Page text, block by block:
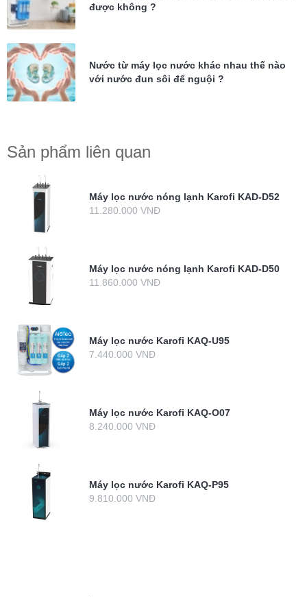
được không ?
Nước từ máy lọc nước khác nhau thế nào
với nước đun sôi để nguội ?
Sản phẩm liên quan
Máy lọc nước nóng lạnh Karofi KAD-D52
11.280.000 VNĐ
Máy lọc nước nóng lạnh Karofi KAD-D50
11.860.000 VNĐ
Máy lọc nước Karofi KAQ-U95
7.440.000 VNĐ
Máy lọc nước Karofi KAQ-O07
8.240.000 VNĐ
Máy lọc nước Karofi KAQ-P95
9.810.000 VNĐ